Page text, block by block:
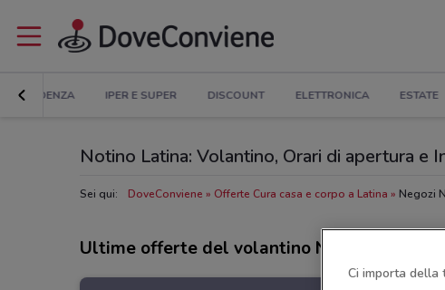
IN EVIDENZA IPER E SUPER DISCOUNT ELETTRONICA ESTATE
Notino Latina: Volantino, Orari di apertura e
Sei qui: DoveConviene Offerte Cura casa e corpo a Latina Negozi
Ultime offerte del volantino Notino
Ci importa della